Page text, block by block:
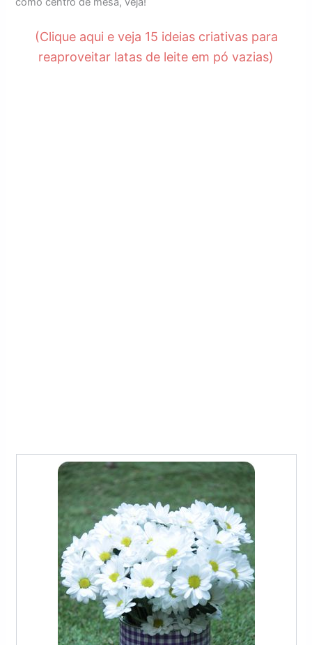
(Clique aqui e veja 15 ideias criativas para
reaproveitar latas de leite em pó vazias)